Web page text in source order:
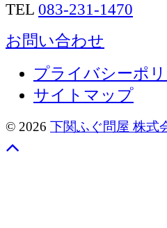
TEL 083-231-1470
お問い合わせ
プライバシーポ
サイトマップ
© 2026 下関ふぐ問屋 株式